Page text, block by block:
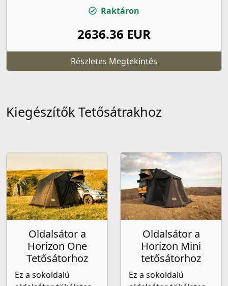
Raktáron
2636.36 EUR
Részletes Megtekintés
Kiegészítők Tetősátrakhoz
Oldalsátor a
Horizon One
Tetősátorhoz
Ez a sokoldalú
Oldalsátor a
Horizon Mini
tetősátorhoz
Ez a sokoldalú